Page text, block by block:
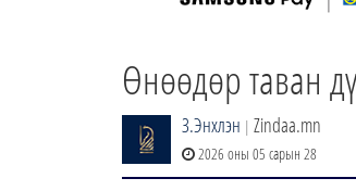
Өнөөдөр таван
З.Энхлэн | Zindaa.mn
2026 оны 05 сарын 28